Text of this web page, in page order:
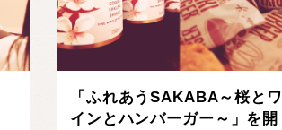
「ふれあうSAKABA～桜とワ
インとハンバーガー～」を開